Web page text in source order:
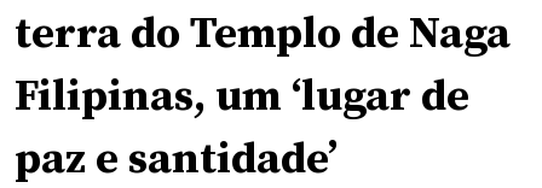
terra do Templo de Naga
Filipinas, um ‘lugar de
paz e santidade’